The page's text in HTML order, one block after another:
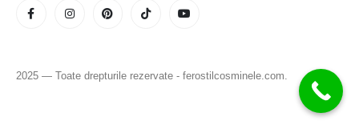
2025 — Toate drepturile rezervate - ferostilcosminele.com.